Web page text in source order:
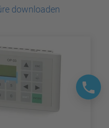
downloaden